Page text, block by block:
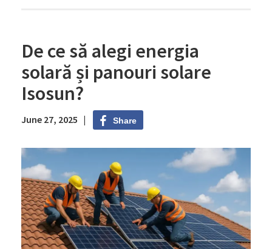
De ce să alegi energia
solară și panouri solare
Isosun?
June 27, 2025 | Share